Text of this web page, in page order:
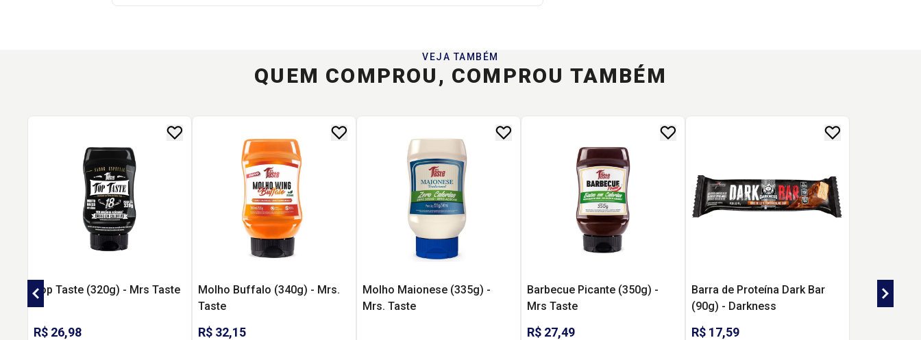
VEJA TAMBÉM
QUEM COMPROU, COMPROU TAMBÉM
Top Taste (320g) - Mrs Taste
R$ 26,98
Molho Buffalo (340g) - Mrs.
Taste
R$ 32,15
Molho Maionese (335g) -
Mrs. Taste
Barbecue Picante (350g) -
Mrs Taste
R$ 27,49
Barra de Proteína Dark Bar
(90g) - Darkness
R$ 17,59